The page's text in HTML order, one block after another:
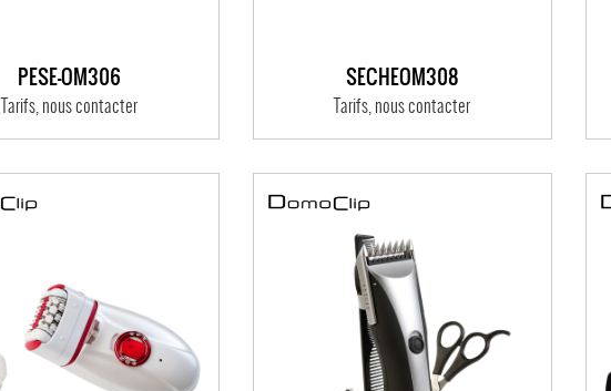
PÈSE-OM306
Tarifs, nous contacter
SÈCHEOM308
Tarifs, nous contacter